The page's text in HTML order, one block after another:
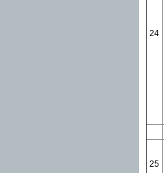
24
25